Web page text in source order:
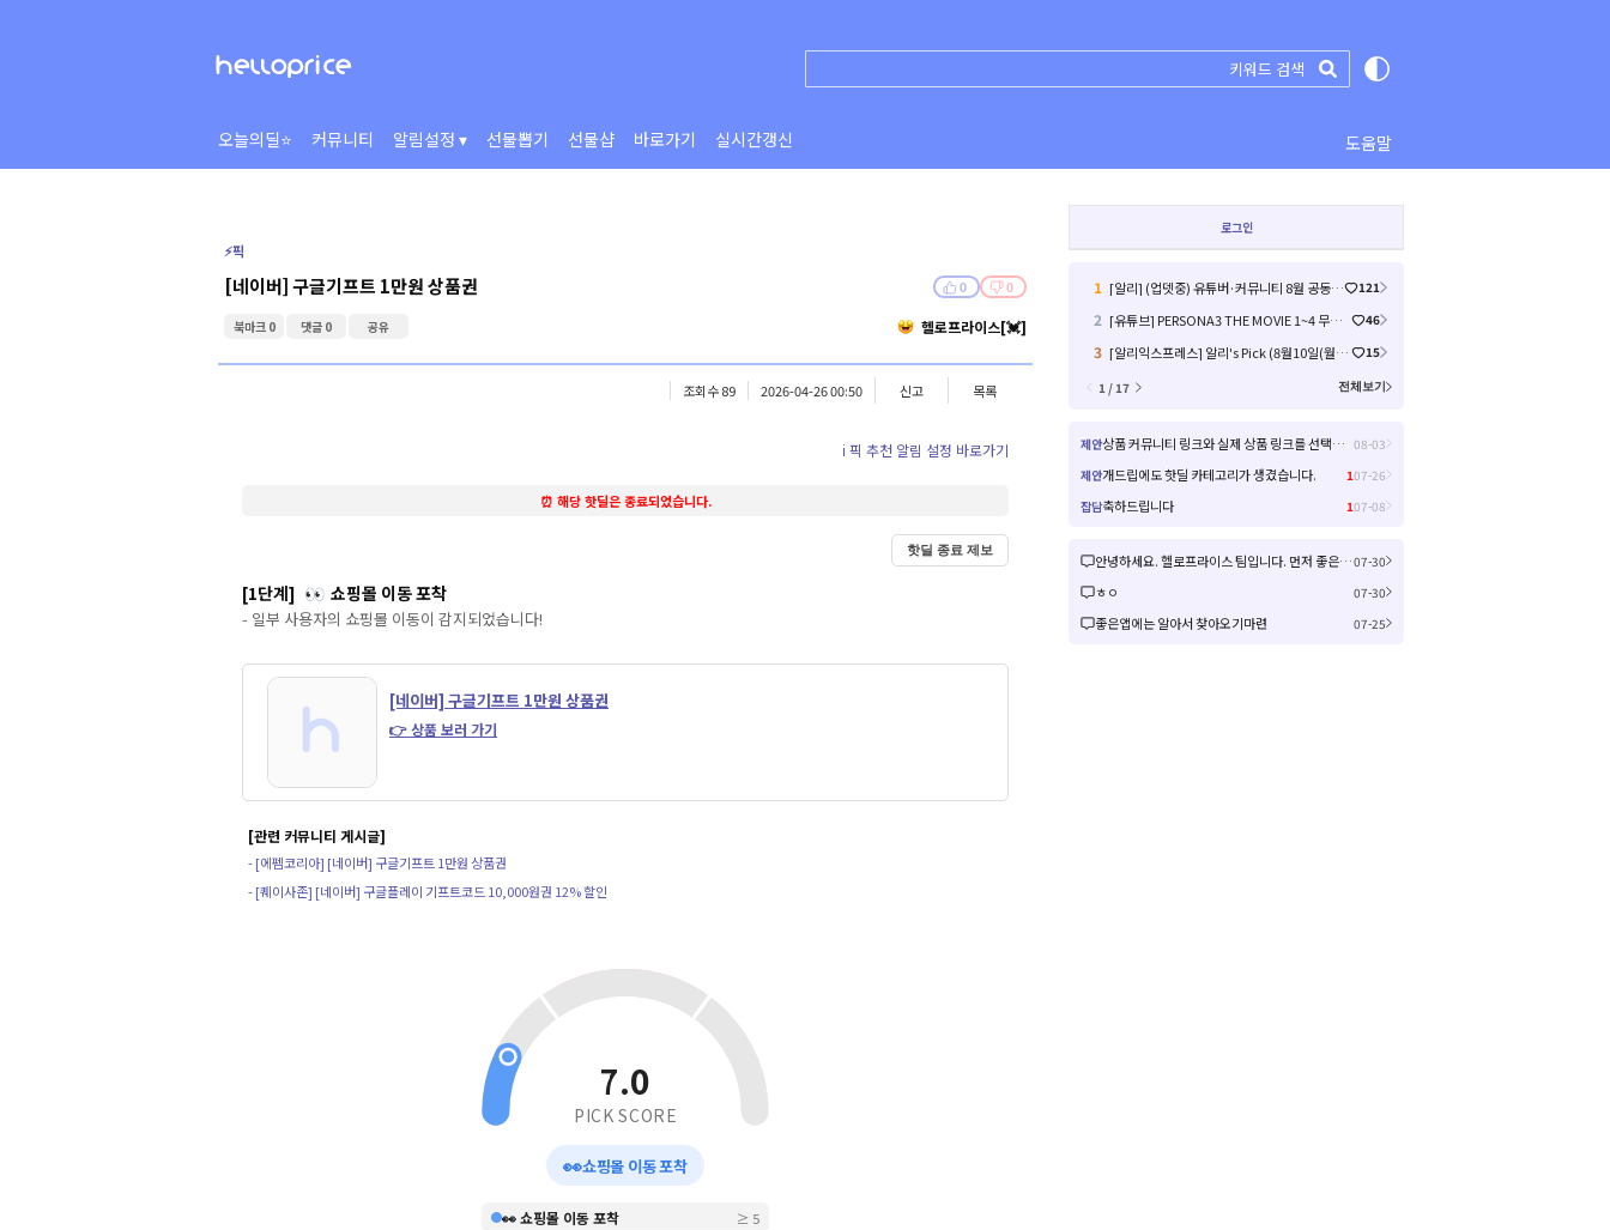
오늘의딜⭐ 커뮤니티 알림설정 ▾ 선물뽑기 선물샵 바로가기 실시간갱신 도움말
⚡️픽
[네이버] 구글기프트 1만원 상품권 0 0
북마크 0 댓글 0 공유 헬로프라이스[💓]
조회수 89 2026-04-26 00:50 신고 목록
ℹ️ 픽 추천 알림 설정 바로가기
⏰ 해당 핫딜은 종료되었습니다.
핫딜 종료 제보
[1단계] 👀 쇼핑몰 이동 포착
- 일부 사용자의 쇼핑몰 이동이 감지되었습니다!
[네이버] 구글기프트 1만원 상품권
👉 상품 보러 가기
[관련 커뮤니티 게시글]
- [에펨코리아] [네이버] 구글기프트 1만원 상품권
- [퀘이사존] [네이버] 구글플레이 기프트코드 10,000원권 12% 할인
7.0
PICK SCORE
👀쇼핑몰 이동 포착
👀 쇼핑몰 이동 포착 ≥ 5
로그인
1 [알리] (업뎃중) 유튜버·커뮤니티 8월 공동구매 모음 (원 0 원 / 배송비 무료) 121
2 [유튜브] PERSONA3 THE MOVIE 1~4 무료 공개 (0원 / 배송비 무료) 46
3 [알리익스프레스] 알리's Pick (8월10일(월)~8월13일(목)) (8)
15
1 / 17
전체보기
제안 상품 커뮤니티 링크와 실제 상품 링크를 선택해서 들어갈 수 있으면 좋을거 같아요! 08-03
제안개드립에도 핫딜 카테고리가 생겼습니다. 107-26
잡담축하드립니다 107-08
안녕하세요. 헬로프라이스 팀입니다. 먼저 좋은 제안을 주셔서 감사합니다! 신규 커뮤니티 연동은 작업이 크게 예상되어 검토 후 진행여부, 진행 시 추가 일정을 공유드리겠습니다! 감사합니다.07-30
ㅎㅇ 07-30
좋은앱에는 알아서 찾아오기마련 07-25